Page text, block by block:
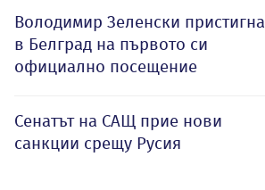
Володимир Зеленски пристигна
в Белград на първото си
официално посещение
Сенатът на САЩ прие нови
санкции срещу Русия